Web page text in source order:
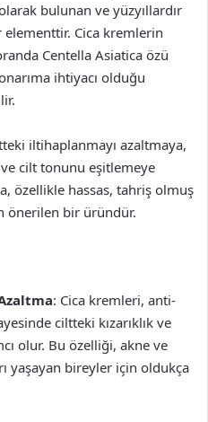
bulunan ve yüzyıllardır
elementtir. Cica kremlerin
Centella Asiatica özü
ihtiyacı olduğu
iltihaplanmayı azaltmaya,
cilt tonunu eşitlemeye
özellikle hassas, tahriş olmuş
önerilen bir üründür.
: Cica kremleri, anti-
ciltteki kızarıklık ve
olur. Bu özelliği, akne ve
yaşayan bireyler için oldukça